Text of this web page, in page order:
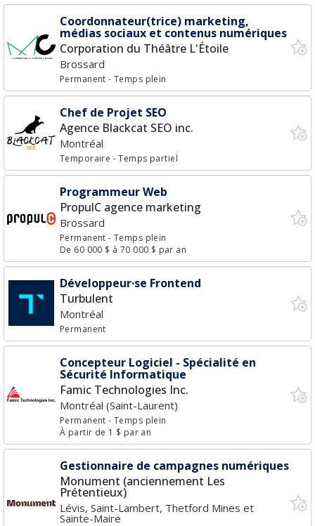
Coordonnateur(trice) marketing,
médias sociaux et contenus numériques
Corporation du Théâtre L'Étoile
Brossard
Permanent- Temps plein
Chef de Projet SEO
Agence Blackcat SEO inc.
Montréal
Temporaire - Temps partiel
Programmeur Web
PropulC agence marketing
Brossard
Permanent- Temps plein
De 60 000 $ à 70 000 $ par an
Développeur·se Frontend
Turbulent
Montréal
Permanent
Concepteur Logiciel - Spécialité en
Sécurité Informatique
Famic Technologies Inc.
Montréal (Saint-Laurent)
Permanent- Temps plein
À partir de 1 $ par an
Gestionnaire de campagnes numériques
Monument (anciennement Les
Prétentieux)
Lévis, Saint-Lambert, Thetford Mines et
Sainte-Maire